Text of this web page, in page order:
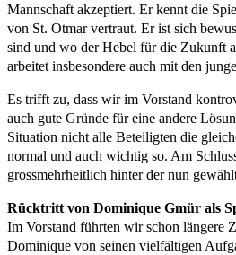
Mannschaft akzeptiert. Er kennt die
von St. Otmar vertraut. Er ist sich
sind und wo der Hebel für die Zukunft
arbeitet insbesondere auch mit den
Es trifft zu, dass wir im Vorstand
auch gute Gründe für eine andere
Situation nicht alle Beteiligten die
normal und auch wichtig so. Am
grossmehrheitlich hinter der nun
Rücktritt von Dominique Gmür als
Im Vorstand führten wir schon längere
Dominique von seinen vielfältigen